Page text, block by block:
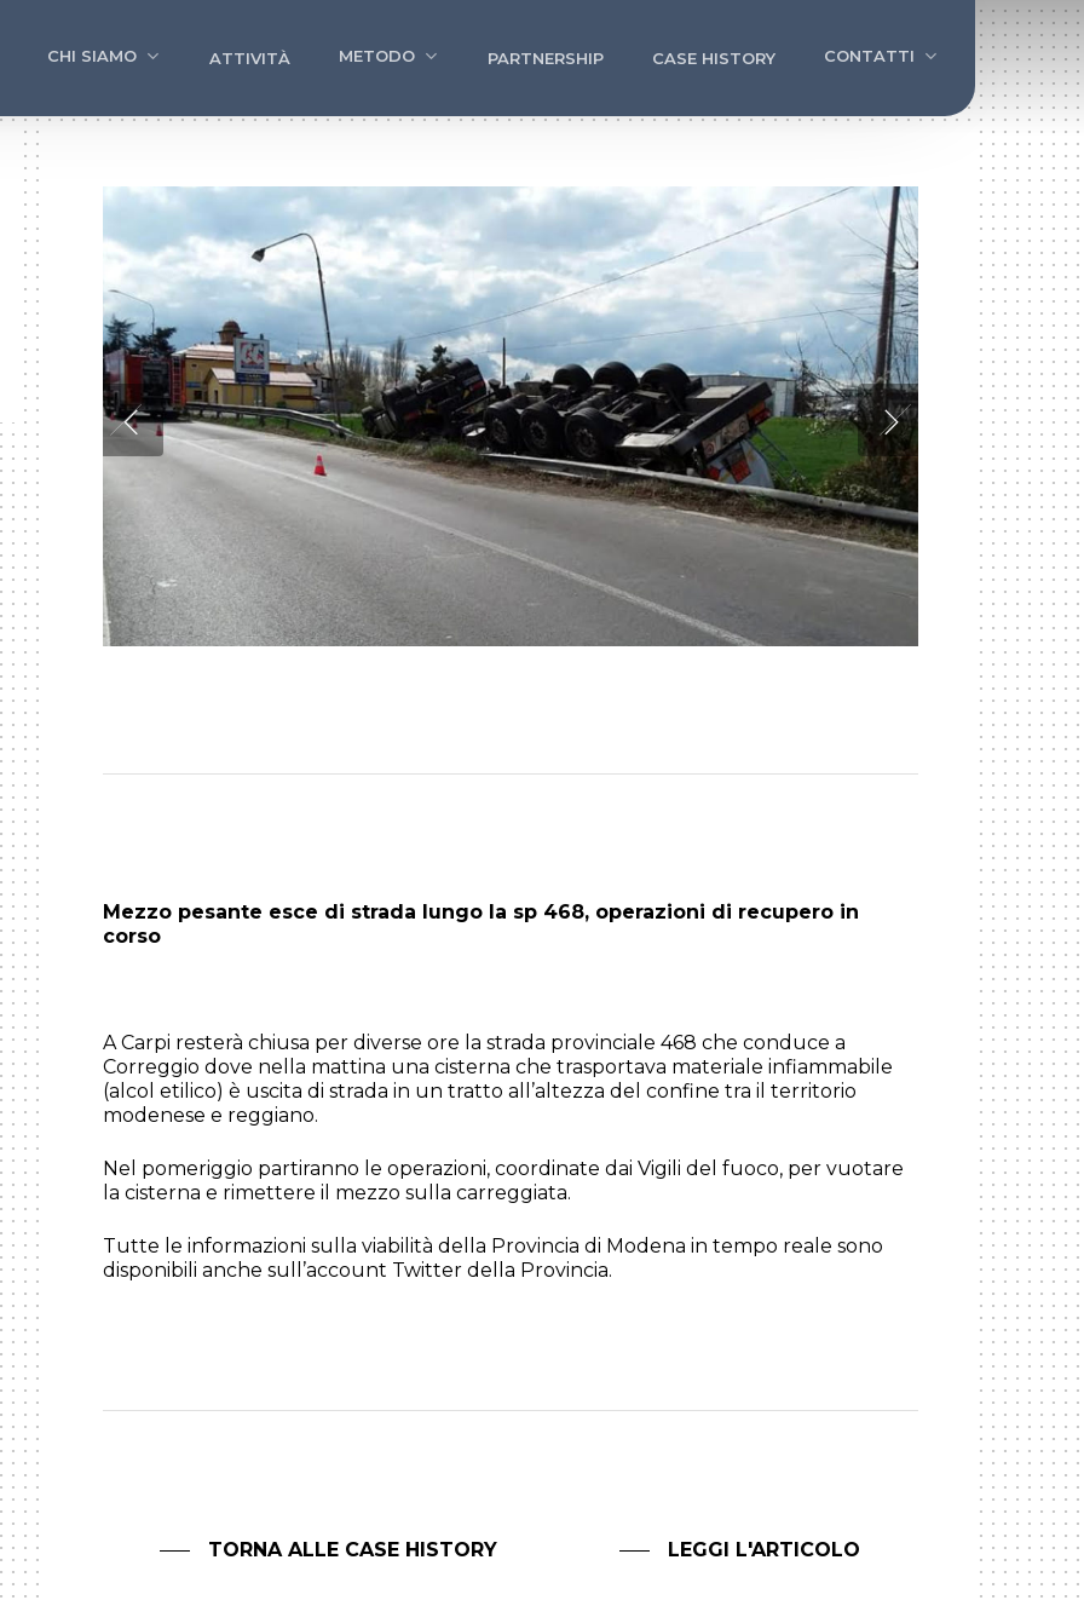
CHI SIAMO ATTIVITÀ METODO PARTNERSHIP CASE HISTORY CONTATTI
Mezzo pesante esce di strada lungo la sp 468, operazioni di recupero in
corso
A Carpi resterà chiusa per diverse ore la strada provinciale 468 che conduce a
Correggio dove nella mattina una cisterna che trasportava materiale infiammabile
(alcol etilico) è uscita di strada in un tratto all’altezza del confine tra il territorio
modenese e reggiano.
Nel pomeriggio partiranno le operazioni, coordinate dai Vigili del fuoco, per vuotare
la cisterna e rimettere il mezzo sulla carreggiata.
Tutte le informazioni sulla viabilità della Provincia di Modena in tempo reale sono
disponibili anche sull’account Twitter della Provincia.
TORNA ALLE CASE HISTORY LEGGI L'ARTICOLO